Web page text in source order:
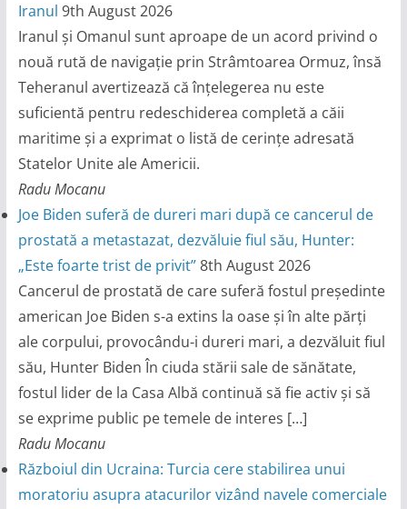
Iranul 9th August 2026
Iranul și Omanul sunt aproape de un acord privind o
nouă rută de navigație prin Strâmtoarea Ormuz, însă
Teheranul avertizează că înțelegerea nu este
suficientă pentru redeschiderea completă a căii
maritime și a exprimat o listă de cerințe adresată
Statelor Unite ale Americii.
Radu Mocanu
Joe Biden suferă de dureri mari după ce cancerul de
prostată a metastazat, dezvăluie fiul său, Hunter:
„Este foarte trist de privit”8th August 2026
Cancerul de prostată de care suferă fostul președinte
american Joe Biden s-a extins la oase și în alte părți
ale corpului, provocându-i dureri mari, a dezvăluit fiul
său, Hunter Biden În ciuda stării sale de sănătate,
fostul lider de la Casa Albă continuă să fie activ și să
se exprime public pe temele de interes […]
Radu Mocanu
Războiul din Ucraina: Turcia cere stabilirea unui
moratoriu asupra atacurilor vizând navele comerciale